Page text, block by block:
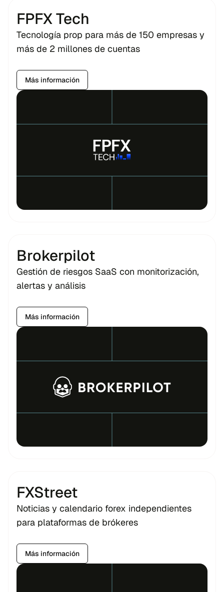
FPFX Tech
Tecnología prop para más de 150 empresas y
más de 2 millones de cuentas
Más información
Brokerpilot
Gestión de riesgos SaaS con monitorización,
alertas y análisis
Más información
FXStreet
Noticias y calendario forex independientes
para plataformas de brókeres
Más información